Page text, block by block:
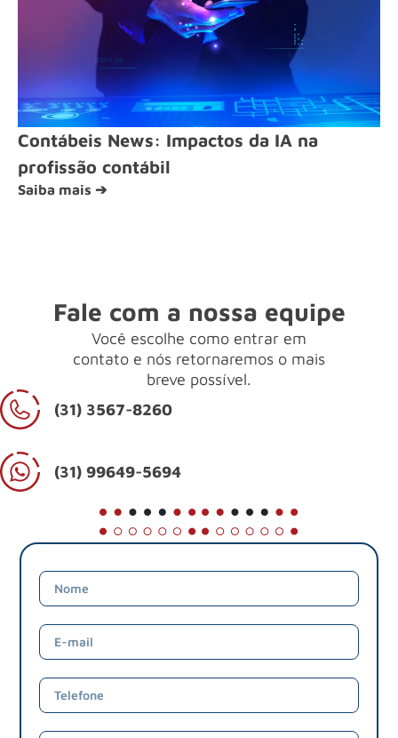
Contábeis News: Impactos da IA na
profissão contábil
Saiba mais ➔
Fale com a nossa equipe
Você escolhe como entrar em
contato e nós retornaremos o mais
breve possível.
(31) 3567-8260
(31) 99649-5694